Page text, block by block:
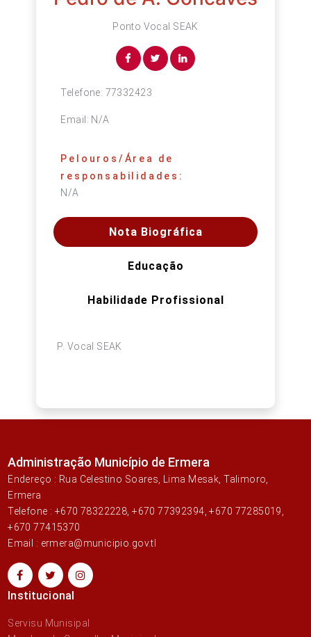
Ponto Vocal SEAK
Telefone: 77332423
Email: N/A
Pelouros/Área de
responsabilidades:
N/A
Nota Biográfica
Educação
Habilidade Profissional
P. Vocal SEAK
Administração Município de Ermera
Endereço : Rua Celestino Soares, Lima Mesak, Talimoro,
Ermera
Telefone : +670 78322228, +670 77392394, +670 77285019,
+670 77415370
Email : ermera@municipio.gov.tl
Institucional
Servisu Munisipal